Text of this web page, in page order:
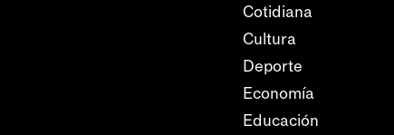
Cotidiana
Cultura
Deporte
Economía
Educación